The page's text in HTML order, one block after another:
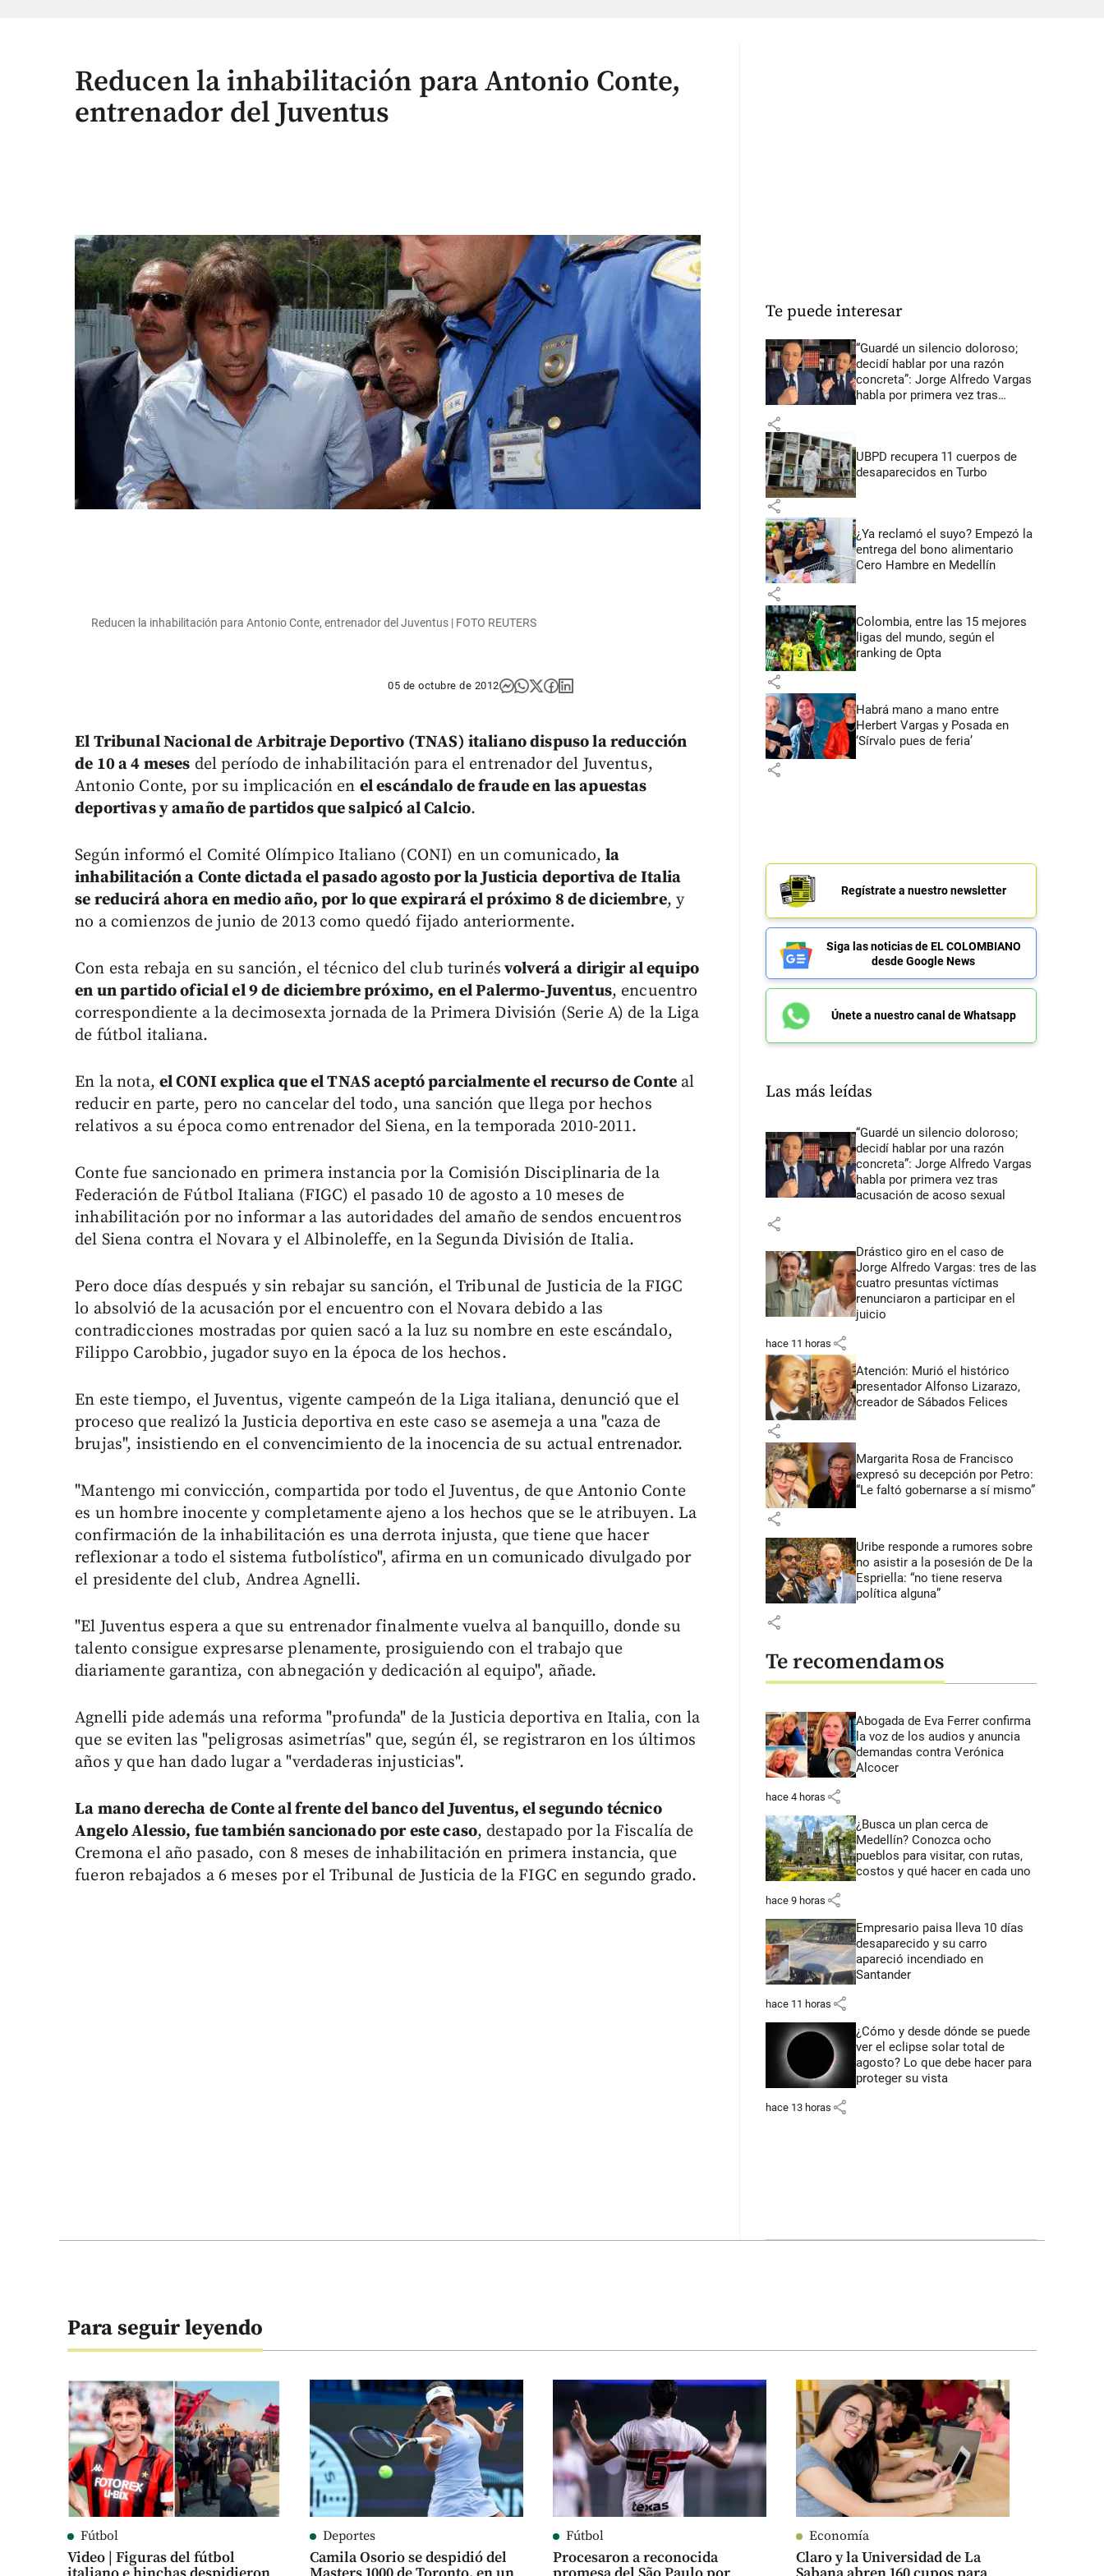
Reducen la inhabilitación para Antonio Conte,
entrenador del Juventus
Reducen la inhabilitación para Antonio Conte, entrenador del Juventus | FOTO REUTERS
05 de octubre de 2012
El Tribunal Nacional de Arbitraje Deportivo (TNAS) italiano dispuso la reducción
de 10 a 4 meses del período de inhabilitación para el entrenador del Juventus,
Antonio Conte, por su implicación en el escándalo de fraude en las apuestas
deportivas y amaño de partidos que salpicó al Calcio.
Según informó el Comité Olímpico Italiano (CONI) en un comunicado,la
inhabilitación a Conte dictada el pasado agosto por la Justicia deportiva de Italia
se reducirá ahora en medio año, por lo que expirará el próximo 8 de diciembre, y
no a comienzos de junio de 2013 como quedó fijado anteriormente.
Con esta rebaja en su sanción, el técnico del club turinés volverá a dirigir al equipo
en un partido oficial el 9 de diciembre próximo, en el Palermo-Juventus, encuentro
correspondiente a la decimosexta jornada de la Primera División (Serie A) de la Liga
de fútbol italiana.
En la nota, el CONI explica que el TNAS aceptó parcialmente el recurso de Conte al
reducir en parte, pero no cancelar del todo, una sanción que llega por hechos
relativos a su época como entrenador del Siena, en la temporada 2010-2011.
Conte fue sancionado en primera instancia por la Comisión Disciplinaria de la
Federación de Fútbol Italiana (FIGC) el pasado 10 de agosto a 10 meses de
inhabilitación por no informar a las autoridades del amaño de sendos encuentros
del Siena contra el Novara y el Albinoleffe, en la Segunda División de Italia.
Pero doce días después y sin rebajar su sanción, el Tribunal de Justicia de la FIGC
lo absolvió de la acusación por el encuentro con el Novara debido a las
contradicciones mostradas por quien sacó a la luz su nombre en este escándalo,
Filippo Carobbio, jugador suyo en la época de los hechos.
En este tiempo, el Juventus, vigente campeón de la Liga italiana, denunció que el
proceso que realizó la Justicia deportiva en este caso se asemeja a una "caza de
brujas", insistiendo en el convencimiento de la inocencia de su actual entrenador.
"Mantengo mi convicción, compartida por todo el Juventus, de que Antonio Conte
es un hombre inocente y completamente ajeno a los hechos que se le atribuyen. La
confirmación de la inhabilitación es una derrota injusta, que tiene que hacer
reflexionar a todo el sistema futbolístico", afirma en un comunicado divulgado por
el presidente del club, Andrea Agnelli.
"El Juventus espera a que su entrenador finalmente vuelva al banquillo, donde su
talento consigue expresarse plenamente, prosiguiendo con el trabajo que
diariamente garantiza, con abnegación y dedicación al equipo", añade.
Agnelli pide además una reforma "profunda" de la Justicia deportiva en Italia, con la
que se eviten las "peligrosas asimetrías" que, según él, se registraron en los últimos
años y que han dado lugar a "verdaderas injusticias".
La mano derecha de Conte al frente del banco del Juventus, el segundo técnico
Angelo Alessio, fue también sancionado por este caso, destapado por la Fiscalía de
Cremona el año pasado, con 8 meses de inhabilitación en primera instancia, que
fueron rebajados a 6 meses por el Tribunal de Justicia de la FIGC en segundo grado.
Te puede interesar
“Guardé un silencio doloroso;
decidí hablar por una razón
concreta”: Jorge Alfredo Vargas
habla por primera vez tras
share
UBPD recupera 11 cuerpos de
desaparecidos en Turbo
share
¿Ya reclamó el suyo? Empezó la
entrega del bono alimentario
Cero Hambre en Medellín
share
Colombia, entre las 15 mejores
ligas del mundo, según el
ranking de Opta
share
Habrá mano a mano entre
Herbert Vargas y Posada en
‘Sírvalo pues de feria’
share
Regístrate a nuestro newsletter
Siga las noticias de EL COLOMBIANO
desde Google News
Únete a nuestro canal de Whatsapp
Las más leídas
“Guardé un silencio doloroso;
decidí hablar por una razón
concreta”: Jorge Alfredo Vargas
habla por primera vez tras
acusación de acoso sexual
share
Drástico giro en el caso de
Jorge Alfredo Vargas: tres de las
cuatro presuntas víctimas
renunciaron a participar en el
juicio
hace 11 horas share
Atención: Murió el histórico
presentador Alfonso Lizarazo,
creador de Sábados Felices
share
Margarita Rosa de Francisco
expresó su decepción por Petro:
“Le faltó gobernarse a sí mismo”
share
Uribe responde a rumores sobre
no asistir a la posesión de De la
Espriella: “no tiene reserva
política alguna”
share
Te recomendamos
Abogada de Eva Ferrer confirma
la voz de los audios y anuncia
demandas contra Verónica
Alcocer
hace 4 horas share
¿Busca un plan cerca de
Medellín? Conozca ocho
pueblos para visitar, con rutas,
costos y qué hacer en cada uno
hace 9 horas share
Empresario paisa lleva 10 días
desaparecido y su carro
apareció incendiado en
Santander
hace 11 horas share
¿Cómo y desde dónde se puede
ver el eclipse solar total de
agosto? Lo que debe hacer para
proteger su vista
hace 13 horas share
Para seguir leyendo
Fútbol
Video | Figuras del fútbol
Deportes
Camila Osorio se despidió del
Fútbol
Procesaron a reconocida
Economía
Claro y la Universidad de La